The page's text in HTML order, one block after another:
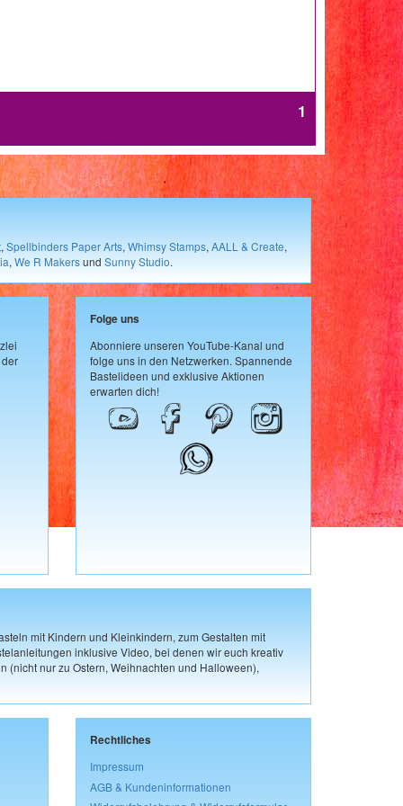
1
, Spellbinders Paper Arts, Whimsy Stamps, AALL & Create,
, We R Makersund Sunny Studio.
Folge uns
Abonniere unseren YouTube-Kanal und
folge uns in den Netzwerken. Spannende
Bastelideen und exklusive Aktionen
erwarten dich!
mit Kindern und Kleinkindern, zum Gestalten mit
inklusive Video, bei denen wir euch kreativ
(nicht nur zu Ostern, Weihnachten und Halloween),
Rechtliches
Impressum
AGB & Kundeninformationen